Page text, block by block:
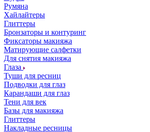
Румяна
Хайлайтеры
Глиттеры
Бронзаторы и контуринг
Фиксаторы макияжа
Матирующие салфетки
Для снятия макияжа
Глаза
Туши для ресниц
Подводки для глаз
Карандаши для глаз
Тени для век
Базы для макияжа
Глиттеры
Накладные ресницы